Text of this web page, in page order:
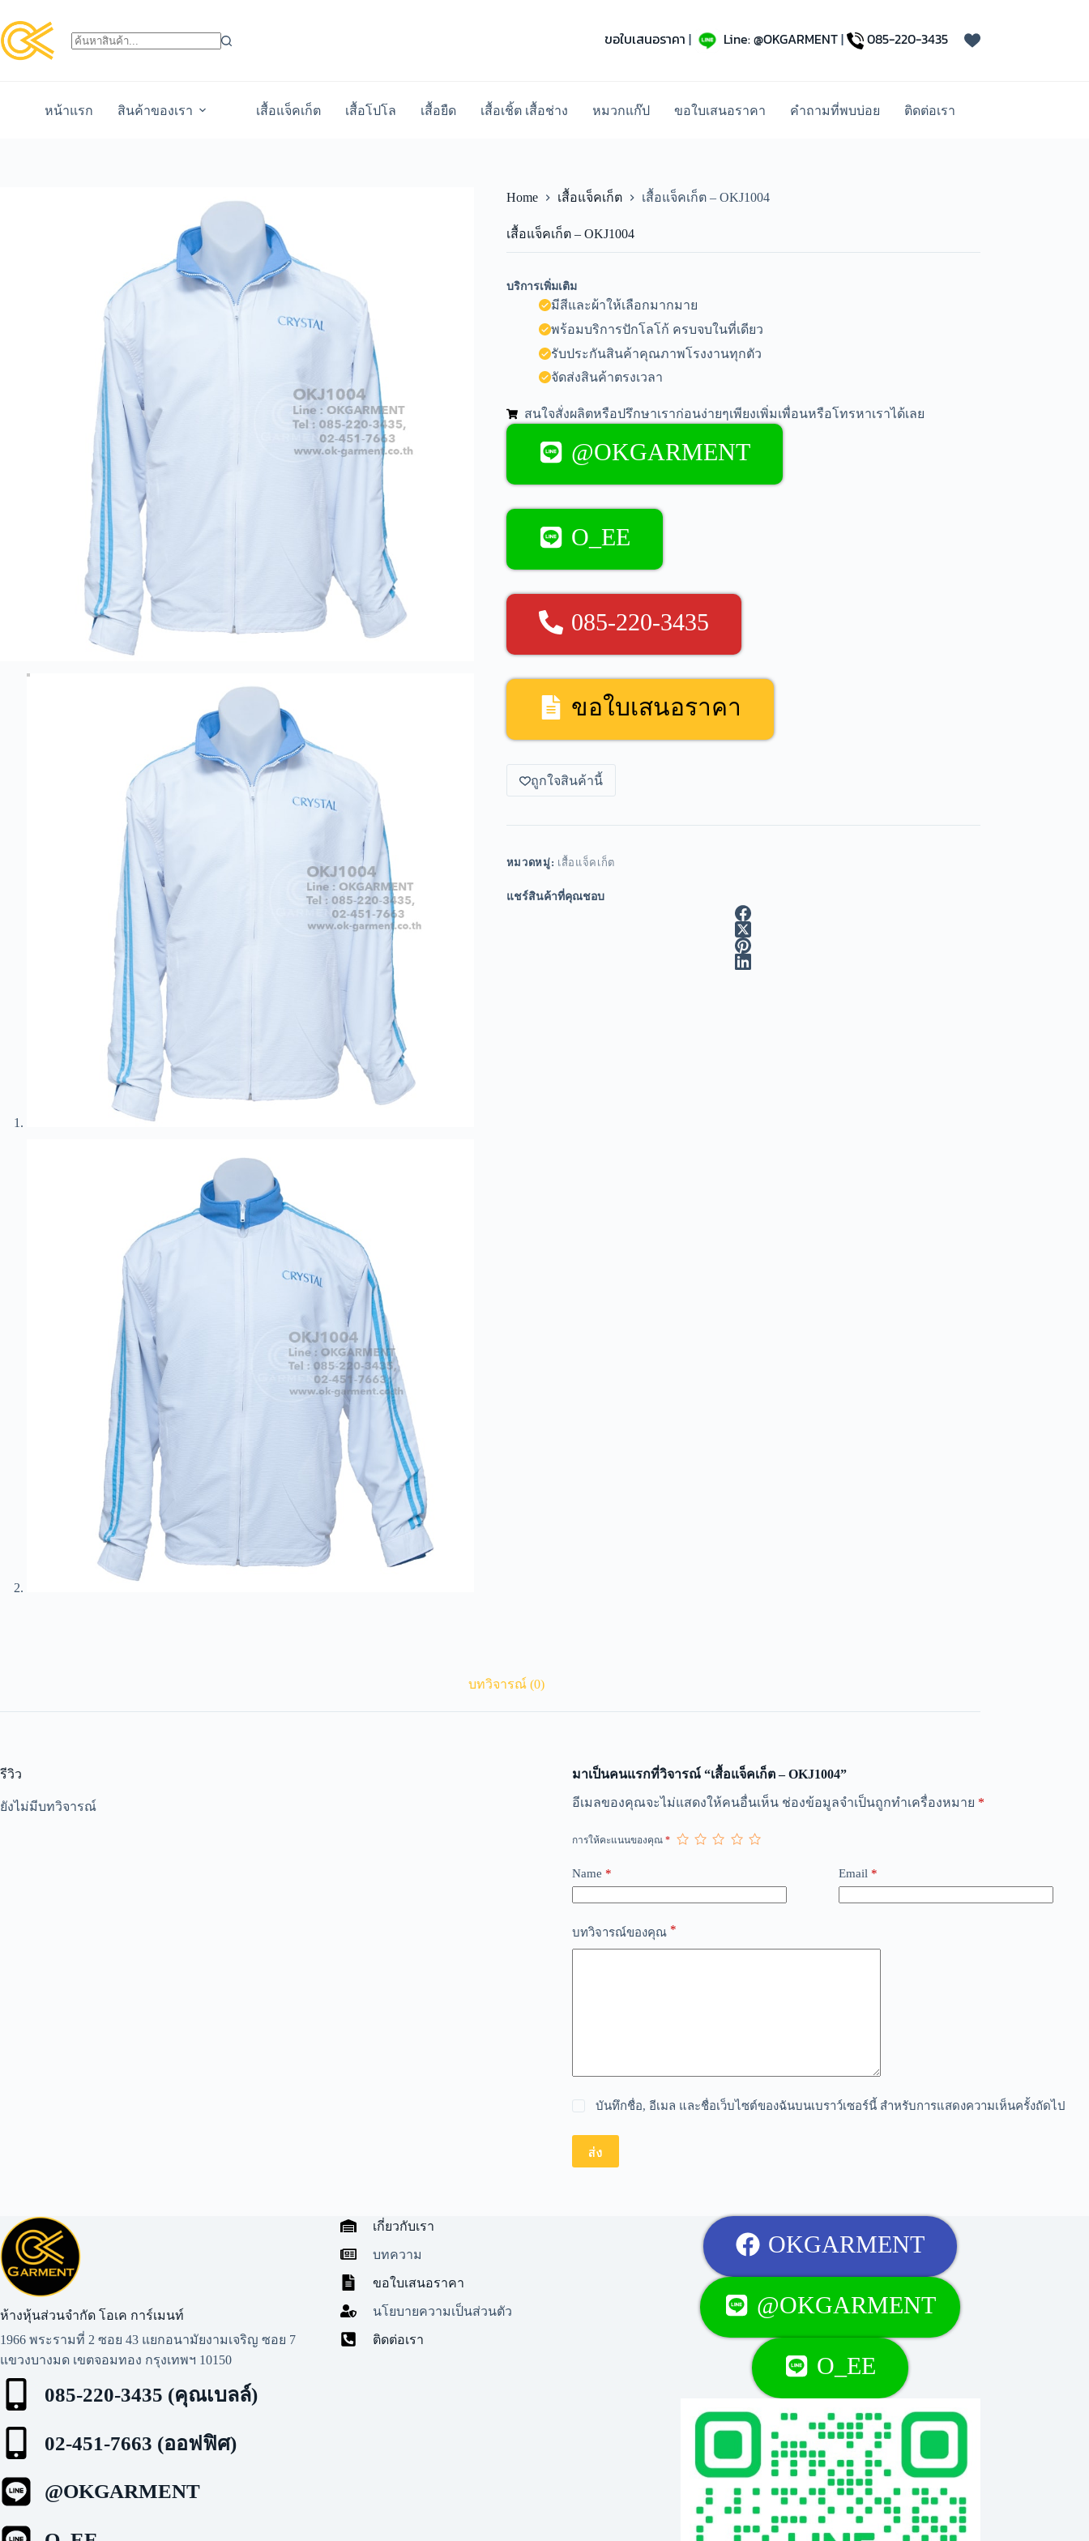
ขอใบเสนอราคา | Line: @OKGARMENT| 085-220-3435
หน้าแรก สินค้าของเรา เสื้อแจ็คเก็ต เสื้อโปโล เสื้อยืด เสื้อเชิ้ต เสื้อช่าง หมวกแก๊ป ขอใบเสนอราคา คำถามที่พบบ่อย ติดต่อเรา
Home เสื้อแจ็คเก็ต เสื้อแจ็คเก็ต – OKJ1004
เสื้อแจ็คเก็ต – OKJ1004
บริการเพิ่มเติม
มีสีและผ้าให้เลือกมากมาย
พร้อมบริการปักโลโก้ ครบจบในที่เดียว
รับประกันสินค้าคุณภาพโรงงานทุกตัว
จัดส่งสินค้าตรงเวลา
สนใจสั่งผลิตหรือปรึกษาเราก่อนง่ายๆเพียงเพิ่มเพื่อนหรือโทรหาเราได้เลย
@OKGARMENT
O_EE
085-220-3435
ขอใบเสนอราคา
ถูกใจสินค้านี้
หมวดหมู่: เสื้อแจ็คเก็ต
แชร์สินค้าที่คุณชอบ
บทวิจารณ์ (0)
รีวิว
ยังไม่มีบทวิจารณ์
มาเป็นคนแรกที่วิจารณ์ “เสื้อแจ็คเก็ต – OKJ1004”
อีเมลของคุณจะไม่แสดงให้คนอื่นเห็น ช่องข้อมูลจำเป็นถูกทำเครื่องหมาย *
การให้คะแนนของคุณ *
Name * Email *
บทวิจารณ์ของคุณ *
บันทึกชื่อ, อีเมล และชื่อเว็บไซต์ของฉันบนเบราว์เซอร์นี้ สำหรับการแสดงความเห็นครั้งถัดไป
ส่ง
A
e
n
a
t
v
ห้างหุ้นส่วนจำกัด โอเค การ์เมนท์​
1966 พระรามที่ 2 ซอย 43 แยกอนามัยงามเจริญ ซอย 7
แขวงบางมด เขตจอมทอง กรุงเทพฯ 10150
085-220-3435 (คุณเบลล์)
02-451-7663 (ออฟฟิศ)
@OKGARMENT
เกี่ยวกับเรา
บทความ
ขอใบเสนอราคา
นโยบายความเป็นส่วนตัว
ติดต่อเรา
OKGARMENT
@OKGARMENT
O_EE